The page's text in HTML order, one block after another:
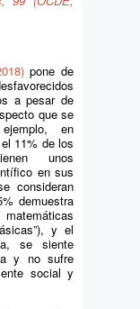
pone de
a pesar de
que se
en
11% de los
unos
en sus
consideran
demuestra
y el
se siente
y no sufre
social y